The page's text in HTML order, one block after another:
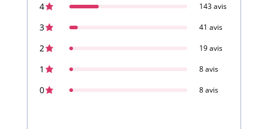
569
4 143 avis
3 41 avis
2 19 avis
1 8 avis
0 8 avis